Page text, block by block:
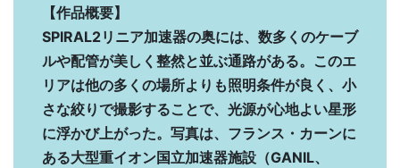
【作品概要】
SPIRAL2リニア加速器の奥には、数多くのケーブ
ルや配管が美しく整然と並ぶ通路がある。このエ
リアは他の多くの場所よりも照明条件が良く、小
さな絞りで撮影することで、光源が心地よい星形
に浮かび上がった。写真は、フランス・カーンに
ある大型重イオン国立加速器施設（GANIL、